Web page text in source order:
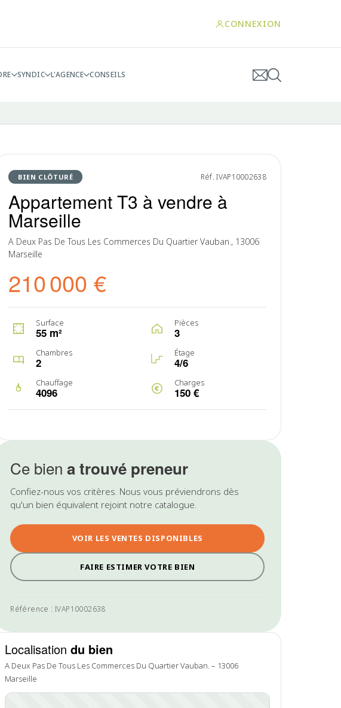
CONNEXION
SYNDIC L'AGENCE CONSEILS
BIEN CLÔTURÉ Réf. IVAP10002638
Appartement T3 à vendre à
Marseille
A Deux Pas De Tous Les Commerces Du Quartier Vauban., 13006
Marseille
210 000 €
Surface
55 m²
Pièces
3
Chambres
2
Étage
4/6
Chauffage
4096
Charges
150 €
Ce biena trouvé preneur
Confiez-nous vos critères. Nous vous préviendrons dès
qu'un bien équivalent rejoint notre catalogue.
VOIR LES VENTES DISPONIBLES
FAIRE ESTIMER VOTRE BIEN
Référence : IVAP10002638
Localisationdu bien
A Deux Pas De Tous Les Commerces Du Quartier Vauban. – 13006
Marseille